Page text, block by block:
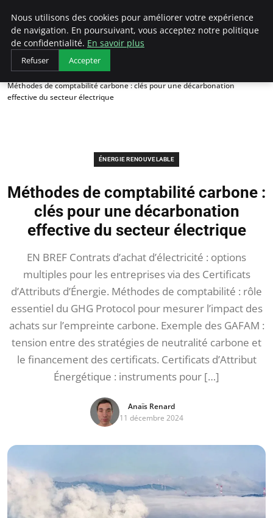
Arcticclimateemergency
Accueil
Énergie renouvelable
Méthodes de comptabilité carbone : clés pour une décarbonation
effective du secteur électrique
ÉNERGIE RENOUVELABLE
Méthodes de comptabilité carbone :
clés pour une décarbonation
effective du secteur électrique
EN BREF Contrats d’achat d’électricité : options
multiples pour les entreprises via des Certificats
d’Attributs d’Énergie. Méthodes de comptabilité : rôle
essentiel du GHG Protocol pour mesurer l’impact des
achats sur l’empreinte carbone. Exemple des GAFAM :
tension entre des stratégies de neutralité carbone et
le financement des certificats. Certificats d’Attribut
Énergétique : instruments pour […]
Anaïs Renard
11 décembre 2024
Nous utilisons des cookies pour améliorer votre expérience
de navigation. En poursuivant, vous acceptez notre politique
de confidentialité. En savoir plus
Refuser Accepter